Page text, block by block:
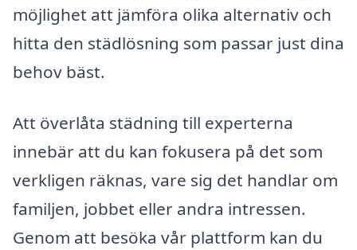
möjlighet att jämföra olika alternativ och
hitta den städlösning som passar just dina
behov bäst.
Att överlåta städning till experterna
innebär att du kan fokusera på det som
verkligen räknas, vare sig det handlar om
familjen, jobbet eller andra intressen.
Genom att besöka vår plattform kan du